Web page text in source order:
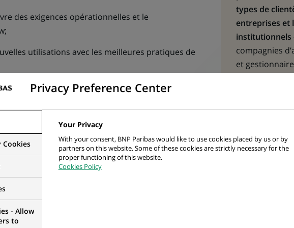
des exigences opérationnelles et le
utilisations avec les meilleures pratiques de
et s’occuper des déploiements en production
des catalogues de services pour les
d’essai ServiceNow et de manuels de mise en
de rapports, de cartographie de données,
de flux de travail et d’autres implémentations
types de
entreprises et
institutionnels
compagnies
et
Les équipes
mettent en
besoins en
des
recherchées
seconds, en
des solutions
en matière
capitaux, de
Privacy Preference Center
Cookies
- Allow
to
Your Privacy
With your consent, BNP Paribas would like to use cookies placed by us or by
partners on this website. Some of these cookies are strictly necessary for the
proper functioning of this website.
Cookies Policy